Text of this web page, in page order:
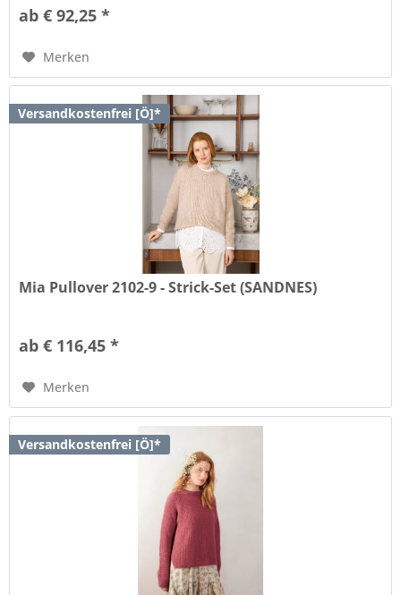
ab € 92,25 *
Merken
Versandkostenfrei [Ö]*
Mia Pullover 2102-9 - Strick-Set (SANDNES)
ab € 116,45 *
Merken
Versandkostenfrei [Ö]*